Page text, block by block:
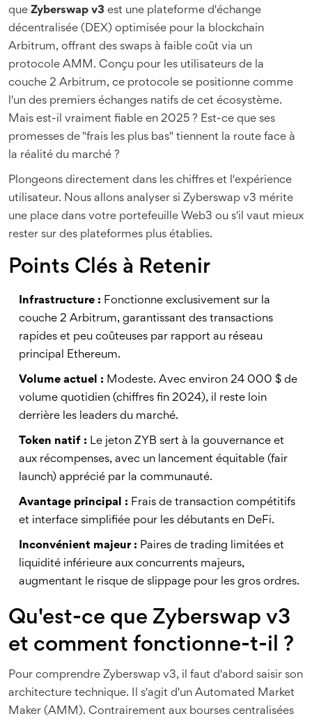
que Zyberswap v3 est une plateforme d'échange
décentralisée (DEX) optimisée pour la blockchain
Arbitrum, offrant des swaps à faible coût via un
protocole AMM . Conçu pour les utilisateurs de la
couche 2 Arbitrum, ce protocole se positionne comme
l'un des premiers échanges natifs de cet écosystème.
Mais est-il vraiment fiable en 2025 ? Est-ce que ses
promesses de "frais les plus bas" tiennent la route face à
la réalité du marché ?
Plongeons directement dans les chiffres et l'expérience
utilisateur. Nous allons analyser si Zyberswap v3 mérite
une place dans votre portefeuille Web3 ou s'il vaut mieux
rester sur des plateformes plus établies.
Points Clés à Retenir
Infrastructure : Fonctionne exclusivement sur la
couche 2 Arbitrum, garantissant des transactions
rapides et peu coûteuses par rapport au réseau
principal Ethereum.
Volume actuel : Modeste. Avec environ 24 000 $ de
volume quotidien (chiffres fin 2024), il reste loin
derrière les leaders du marché.
Token natif : Le jeton ZYB sert à la gouvernance et
aux récompenses, avec un lancement équitable (fair
launch) apprécié par la communauté.
Avantage principal : Frais de transaction compétitifs
et interface simplifiée pour les débutants en DeFi.
Inconvénient majeur : Paires de trading limitées et
liquidité inférieure aux concurrents majeurs,
augmentant le risque de slippage pour les gros ordres.
Qu'est-ce que Zyberswap v3
et comment fonctionne-t-il ?
Pour comprendre Zyberswap v3, il faut d'abord saisir son
architecture technique. Il s'agit d'un Automated Market
Maker (AMM). Contrairement aux bourses centralisées